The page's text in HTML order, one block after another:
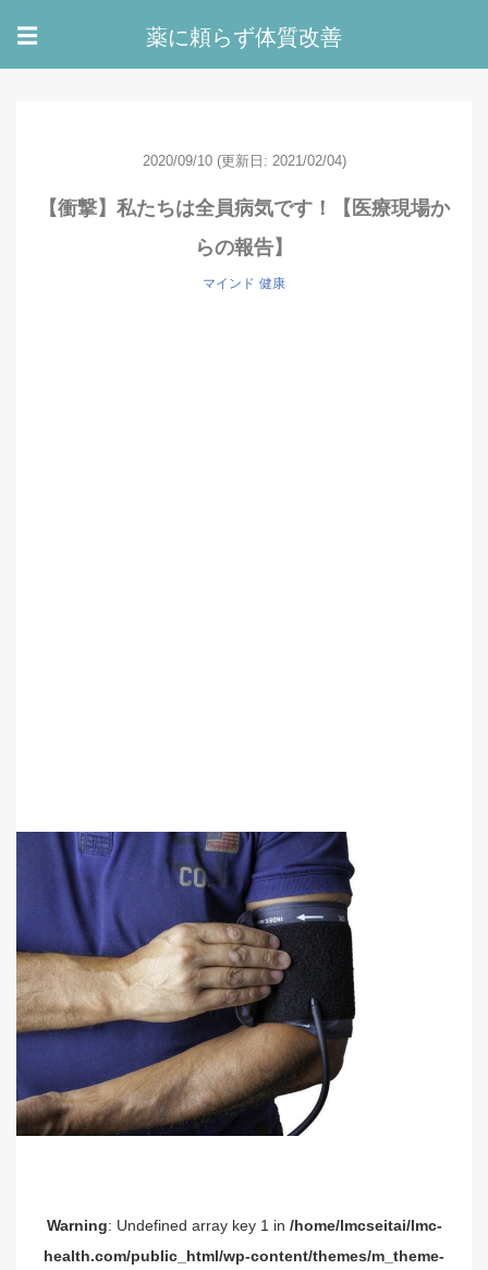
☰ 薬に頼らず体質改善
2020/09/10 (更新日: 2021/02/04)
【衝撃】私たちは全員病気です！【医療現場か
らの報告】
マインド 健康
Warning: Undefined array key 1 in /home/lmcseitai/lmc-
health.com/public_html/wp-content/themes/m_theme-